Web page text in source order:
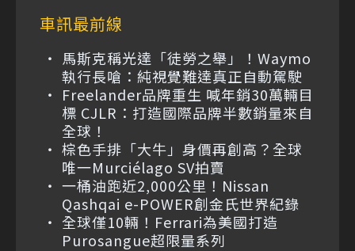
車訊最前線
馬斯克稱光達「徒勞之舉」！Waymo
執行長嗆：純視覺難達真正自動駕駛
Freelander品牌重生 喊年銷30萬輛目
標 CJLR：打造國際品牌半數銷量來自
全球！
棕色手排「大牛」身價再創高？全球
唯一Murciélago SV拍賣
一桶油跑近2,000公里！Nissan
Qashqai e-POWER創金氏世界紀錄
全球僅10輛！Ferrari為美國打造
Purosangue超限量系列